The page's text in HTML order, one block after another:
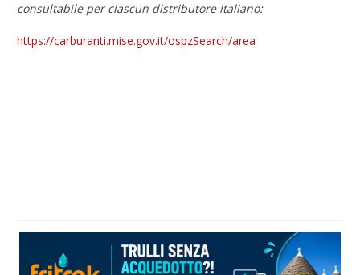
consultabile per ciascun distributore italiano:
https://carburanti.mise.gov.it/ospzSearch/area